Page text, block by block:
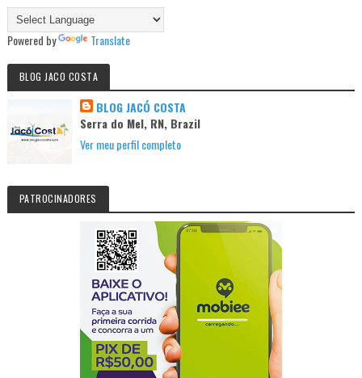
Powered by Translate
BLOG JACO COSTA
BLOG JACÓ COSTA
Serra do Mel, RN, Brazil
Ver meu perfil completo
PATROCINADORES